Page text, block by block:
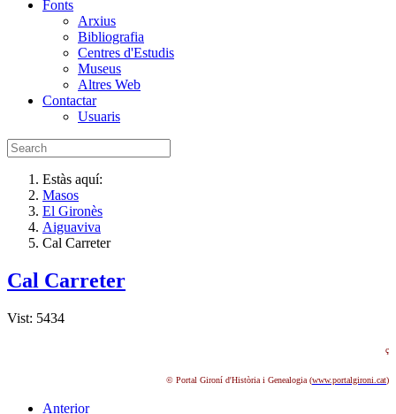
Fonts
Arxius
Bibliografia
Centres d'Estudis
Museus
Altres Web
Contactar
Usuaris
Estàs aquí:
Masos
El Gironès
Aiguaviva
Cal Carreter
Cal Carreter
Vist: 5434
ç
© Portal Gironí d'Història i Genealogia (www.portalgironi.cat)
Anterior